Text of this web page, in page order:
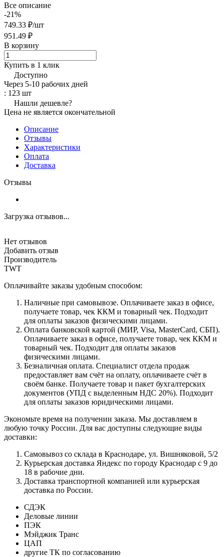
Все описание
-21%
749.33 ₽/шт
951.49 ₽
В корзину
Купить в 1 клик
Доступно
Через 5-10 рабочих дней
: 123 шт
Нашли дешевле?
Цена не является окончательной
Описание
Отзывы
Характеристики
Оплата
Доставка
Отзывы
Загрузка отзывов...
Нет отзывов
Добавить отзыв
Производитель
TWT
Оплачивайте заказы удобным способом:
Наличные при самовывозе. Оплачиваете заказ в офисе,
получаете товар, чек ККМ и товарный чек. Подходит
для оплаты заказов физическими лицами.
Оплата банковской картой (МИР, Visa, MasterCard, СБП).
Оплачиваете заказ в офисе, получаете товар, чек ККМ и
товарный чек. Подходит для оплаты заказов
физическими лицами.
Безналичная оплата. Специалист отдела продаж
предоставляет вам счёт на оплату, оплачиваете счёт в
своём банке. Получаете товар и пакет бухгалтерских
документов (УПД с выделенным НДС 20%). Подходит
для оплаты заказов юридическими лицами.
Экономьте время на получении заказа. Мы доставляем в
любую точку России. Для вас доступны следующие виды
доставки:
Самовывоз со склада в Краснодаре, ул. Вишняковой, 5/2
Курьерская доставка Яндекс по городу Краснодар с 9 до
18 в рабочие дни.
Доставка транспортной компанией или курьерская
доставка по России.
СДЭК
Деловые линии
ПЭК
Мэйджик Транс
ЦАП
другие ТК по согласованию